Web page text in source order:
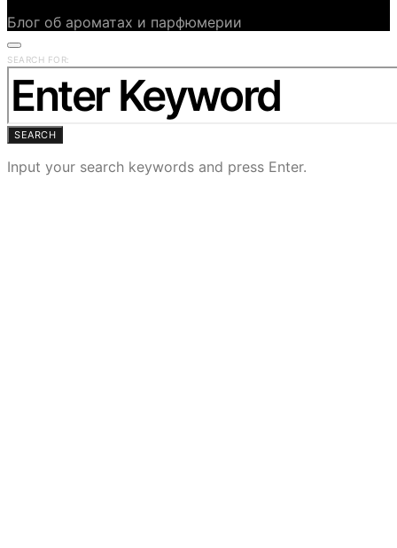
Блог об ароматах и парфюмерии
SEARCH FOR:
SEARCH
Input your search keywords and press Enter.